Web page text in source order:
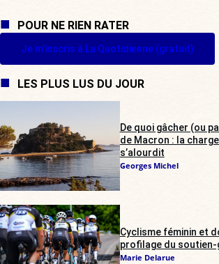
POUR NE RIEN RATER
Je m'inscris à La Quotidienne (gratuit)
LES PLUS LUS DU JOUR
De quoi gâcher (ou
de Macron : la
s’alourdit
Georges Michel
Cyclisme féminin et
profilage du
Marie Delarue